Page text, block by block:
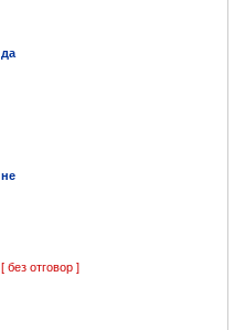
да
не
[ без отговор ]